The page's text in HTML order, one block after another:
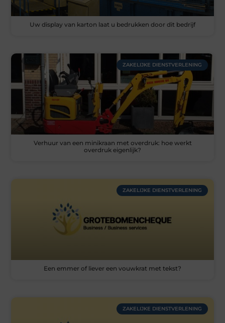
Uw display van karton laat u bedrukken door dit bedrijf
ZAKELIJKE DIENSTVERLENING
Verhuur van een minikraan met overdruk: hoe werkt
overdruk eigenlijk?
ZAKELIJKE DIENSTVERLENING
Een emmer of liever een vouwkrat met tekst?
ZAKELIJKE DIENSTVERLENING